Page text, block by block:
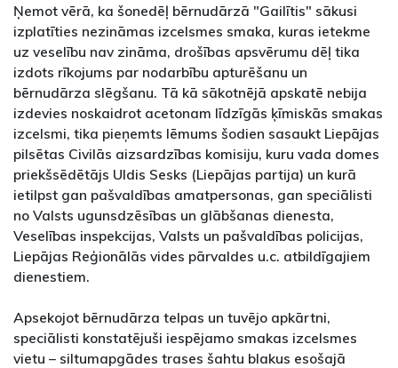
Ņemot vērā, ka šonedēļ bērnudārzā "Gailītis" sākusi
izplatīties nezināmas izcelsmes smaka, kuras ietekme
uz veselību nav zināma, drošības apsvērumu dēļ tika
izdots rīkojums par nodarbību apturēšanu un
bērnudārza slēgšanu. Tā kā sākotnējā apskatē nebija
izdevies noskaidrot acetonam līdzīgās ķīmiskās smakas
izcelsmi, tika pieņemts lēmums šodien sasaukt Liepājas
pilsētas Civilās aizsardzības komisiju, kuru vada domes
priekšsēdētājs Uldis Sesks (Liepājas partija) un kurā
ietilpst gan pašvaldības amatpersonas, gan speciālisti
no Valsts ugunsdzēsības un glābšanas dienesta,
Veselības inspekcijas, Valsts un pašvaldības policijas,
Liepājas Reģionālās vides pārvaldes u.c. atbildīgajiem
dienestiem.
Apsekojot bērnudārza telpas un tuvējo apkārtni,
speciālisti konstatējuši iespējamo smakas izcelsmes
vietu – siltumapgādes trases šahtu blakus esošajā